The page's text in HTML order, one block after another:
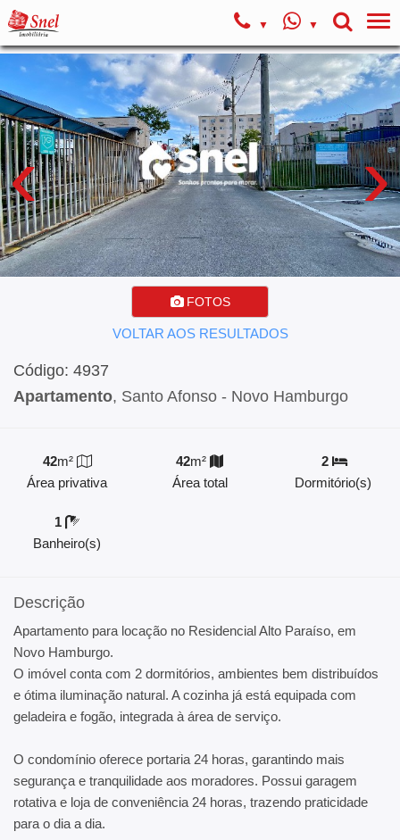
‹ ›
FOTOS
VOLTAR AOS RESULTADOS
Código: 4937
Apartamento, Santo Afonso - Novo Hamburgo
42m²
Área privativa
42m²
Área total
2
Dormitório(s)
1
Banheiro(s)
Descrição
Apartamento para locação no Residencial Alto Paraíso, em
Novo Hamburgo.
O imóvel conta com 2 dormitórios, ambientes bem distribuídos
e ótima iluminação natural. A cozinha já está equipada com
geladeira e fogão, integrada à área de serviço.
O condomínio oferece portaria 24 horas, garantindo mais
segurança e tranquilidade aos moradores. Possui garagem
rotativa e loja de conveniência 24 horas, trazendo praticidade
para o dia a dia.